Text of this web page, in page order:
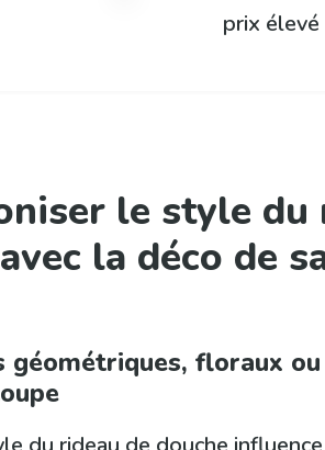
prix élevé
le style du
la déco de
géométriques, floraux ou